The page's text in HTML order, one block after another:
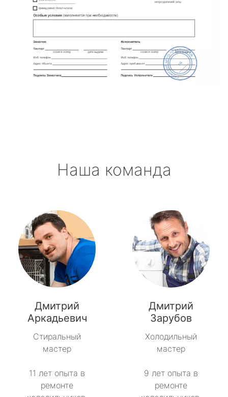
Наша команда
Дмитрий
Аркадьевич
Стиральный
мастер
11 лет опыта в
ремонте
Дмитрий
Зарубов
Холодильный
мастер
9 лет опыта в
ремонте